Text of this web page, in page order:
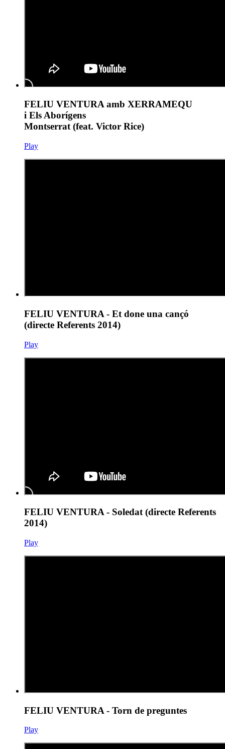
FELIU VENTURA amb XERRAMEQU
i Els Aborígens
Montserrat (feat. Victor Rice)
Play
FELIU VENTURA - Et done una cançó
(directe Referents 2014)
Play
FELIU VENTURA - Soledat (directe Referents
2014)
Play
FELIU VENTURA - Torn de preguntes
Play